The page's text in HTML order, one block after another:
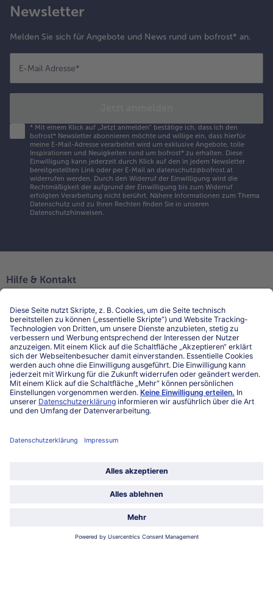
Newsletter
Melden Sie sich für Angebote und News rund um bofrost* an.
E-Mail Adresse*
* Mit einem Klick auf „Jetzt anmelden" bestätige ich, dass ich den
bofrost* Newsletter abonnieren möchte und willige ein, dass hierfür
meine E-Mail-Adresse verarbeitet wird um exklusive Angebote, tolle
Inspirationen und Neuigkeiten rund um bofrost* zu erhalten. Diese
Einwilligung kann jederzeit durch Klick auf den in jedem Newsletter
bereitgestellten Link oder per E-Mail an datenschutz@bofrost.at
widerrufen werden. Durch den Widerruf der Einwilligung wird die
Rechtmäßigkeit der aufgrund der Einwilligung bis zum Widerruf
erfolgten Verarbeitung nicht berührt. Nähere Informationen zum Thema
Datenschutz und zu Ihren Rechten finden Sie in unseren
Datenschutzhinweisen.
Hilfe & Kontakt
Kontakt
FAQ
Service
Unternehmen